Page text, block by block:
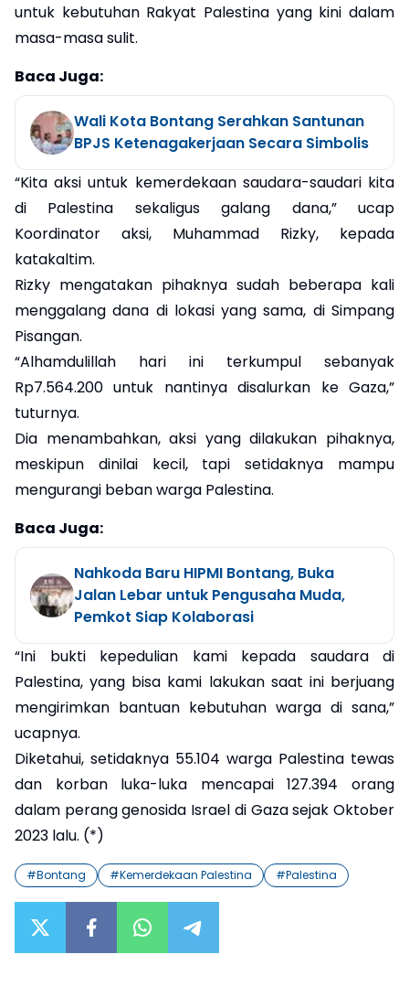
untuk kebutuhan Rakyat Palestina yang kini dalam
masa-masa sulit.
Baca Juga:
Wali Kota Bontang Serahkan Santunan
BPJS Ketenagakerjaan Secara Simbolis
“Kita aksi untuk kemerdekaan saudara-saudari kita
di Palestina sekaligus galang dana,” ucap
Koordinator aksi, Muhammad Rizky, kepada
katakaltim.
Rizky mengatakan pihaknya sudah beberapa kali
menggalang dana di lokasi yang sama, di Simpang
Pisangan.
“Alhamdulillah hari ini terkumpul sebanyak
Rp7.564.200 untuk nantinya disalurkan ke Gaza,”
tuturnya.
Dia menambahkan, aksi yang dilakukan pihaknya,
meskipun dinilai kecil, tapi setidaknya mampu
mengurangi beban warga Palestina.
Baca Juga:
Nahkoda Baru HIPMI Bontang, Buka
Jalan Lebar untuk Pengusaha Muda,
Pemkot Siap Kolaborasi
“Ini bukti kepedulian kami kepada saudara di
Palestina, yang bisa kami lakukan saat ini berjuang
mengirimkan bantuan kebutuhan warga di sana,”
ucapnya.
Diketahui, setidaknya 55.104 warga Palestina tewas
dan korban luka-luka mencapai 127.394 orang
dalam perang genosida Israel di Gaza sejak Oktober
2023 lalu. (*)
#Bontang #Kemerdekaan Palestina #Palestina